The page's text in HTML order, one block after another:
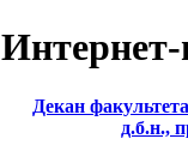
Декан
д.б.н.,